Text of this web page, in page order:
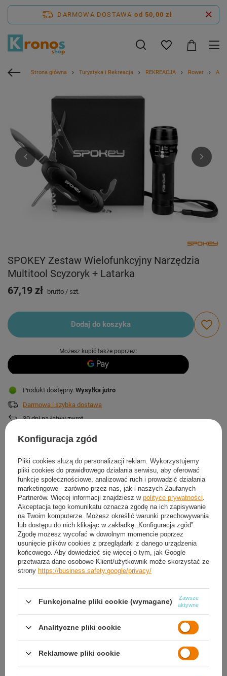
DARMOWA DOSTAWA od 50,00 zł
Strona główna Turystyka i Rekreacja REKREACJA Rower
SPOKEY Zestaw Wielofunkcyjny Narzędzia
Multitool Scyzoryk + Latarka
67,19 zł
brutto / szt.
Dodaj do koszyka
Możesz kupić także poprzez:
Produkt dostępny Wysyłka jutro
Darmowa i szybka dostawa
30dni na łatwy zwrot
Bezpieczne zakupy
Darmowa dostawa do paczkomatu lub punktu
odbioru
Smile - dostawy ze sklepów internetowych przy zamówieniu od50,00 złsą za
darmoWięcej informacji.
OPIS
SZCZEGÓŁOWE DANE
Potrzebujesz pomocy? Masz pytania?
Konfiguracja zgód
Pliki cookies służą do personalizacji reklam. Wykorzystujemy
pliki cookies do prawidłowego działania serwisu, aby oferować
funkcje społecznościowe, analizować ruch i prowadzić działania
marketingowe - zarówno przez nas, jak i naszych Zaufanych
Partnerów. Więcej informacji znajdziesz w polityce prywatności
Akceptacja tego komunikatu oznacza zgodę na ich zapisywanie
na Twoim komputerze. Możesz określić warunki przechowywania
lub dostępu do nich klikając w zakładkę „Konfiguracja zgód”.
Zgodę możesz wycofać w dowolnym momencie poprzez
usunięcie plików cookies z przeglądarki z danego urządzenia
końcowego. Aby dowiedzieć się więcej o tym, jak Google
przetwarza dane osobowe Klient/użytkownik może skorzystać ze
strony https://business.safety.google/privacy/
Funkcjonalne pliki cookie (wymagane)
Zawsze
aktywne
Analityczne pliki cookie
Reklamowe pliki cookie